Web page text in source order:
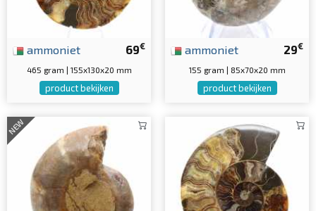
69€
ammoniet
465 gram | 155x130x20 mm
product bekijken
29€
ammoniet
155 gram | 85x70x20 mm
product bekijken
NEW